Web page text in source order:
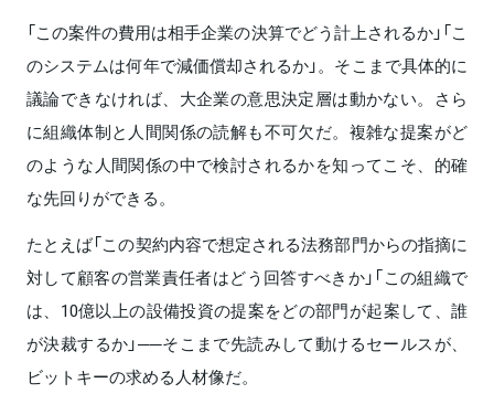
「この案件の費用は相手企業の決算でどう計上されるか」「こ
のシステムは何年で減価償却されるか」。そこまで具体的に
議論できなければ、大企業の意思決定層は動かない。さら
に組織体制と人間関係の読解も不可欠だ。複雑な提案がど
のような人間関係の中で検討されるかを知ってこそ、的確
な先回りができる。
たとえば「この契約内容で想定される法務部門からの指摘に
対して顧客の営業責任者はどう回答すべきか」「この組織で
は、10億以上の設備投資の提案をどの部門が起案して、誰
が決裁するか」──そこまで先読みして動けるセールスが、
ビットキーの求める人材像だ。